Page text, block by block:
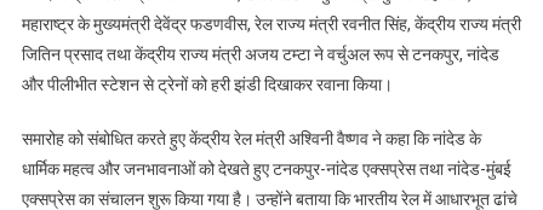
रेल
सेवाओं
शाहजहांपुर
तक
बढ़ी
महाराष्ट्र के मुख्यमंत्री देवेंद्र फडणवीस, रेल राज्य मंत्री रवनीत सिंह, केंद्रीय राज्य मंत्री
जितिन प्रसाद तथा केंद्रीय राज्य मंत्री अजय टम्टा ने वर्चुअल रूप से टनकपुर, नांदेड
और पीलीभीत स्टेशन से ट्रेनों को हरी झंडी दिखाकर रवाना किया।
समारोह को संबोधित करते हुए केंद्रीय रेल मंत्री अश्विनी वैष्णव ने कहा कि नांदेड के
धार्मिक महत्व और जनभावनाओं को देखते हुए टनकपुर-नांदेड एक्सप्रेस तथा नांदेड-मुंबई
एक्सप्रेस का संचालन शुरू किया गया है। उन्होंने बताया कि भारतीय रेल में आधारभूत ढांचे